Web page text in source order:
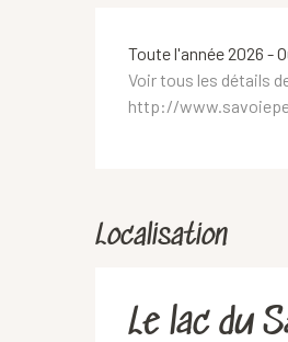
Toute l'année 2026 -
Voir tous les détails
http://
Localisation
Le lac du